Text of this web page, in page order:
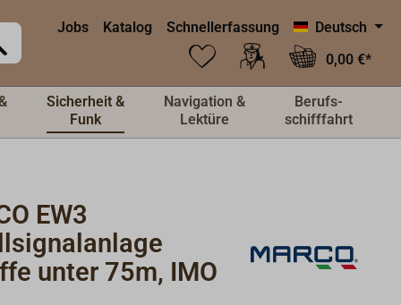
Jobs Katalog Schnellerfassung
Deutsch
0,00 €*
Sicherheit &
Funk
Navigation &
Lektüre
Berufs-
schifffahrt
EW3
unter 75m, IMO